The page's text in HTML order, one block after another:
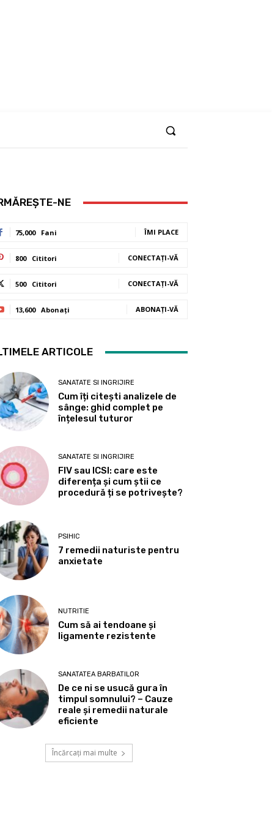
NE
75,000 Fani ÎMI PLACE
800 Cititori CONECTAȚI-VĂ
500 Cititori CONECTAȚI-VĂ
13,600 Abonați ABONAȚI-VĂ
ARTICOLE
SANATATE SI INGRIJIRE
Cum îți citești analizele de
sânge: ghid complet pe
înțelesul tuturor
SANATATE SI INGRIJIRE
FIV sau ICSI: care este
diferența și cum știi ce
procedură ți se potrivește?
PSIHIC
7 remedii naturiste pentru
anxietate
NUTRITIE
Cum să ai tendoane şi
ligamente rezistente
SANATATEA BARBATILOR
De ce ni se usucă gura în
timpul somnului? – Cauze
reale și remedii naturale
eficiente
Încărcați mai multe